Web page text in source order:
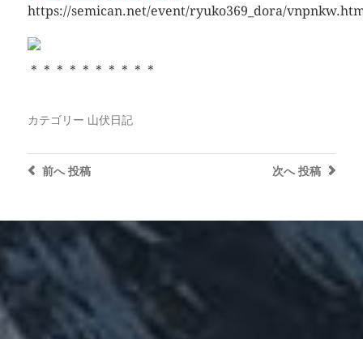
https://semican.net/event/ryuko369_dora/
＊＊＊＊＊＊＊＊＊＊
カテゴリー 山伏日記
次へ 投稿
前へ投稿